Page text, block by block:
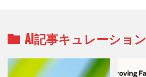
AI記事キュレーション